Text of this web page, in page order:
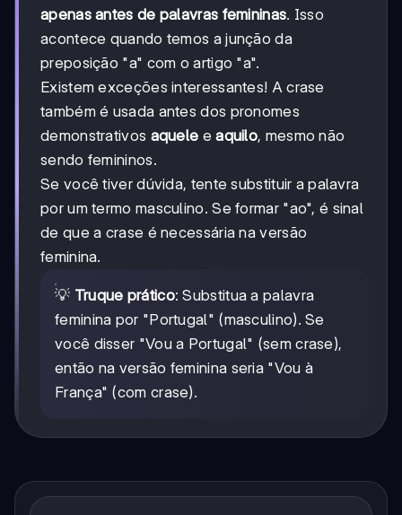
apenas antes de palavras femininas. Isso
acontece quando temos a junção da
preposição "a" com o artigo "a".
Existem exceções interessantes! A crase
também é usada antes dos pronomes
demonstrativos aquele eaquilo, mesmo não
sendo femininos.
Se você tiver dúvida, tente substituir a palavra
por um termo masculino. Se formar "ao", é sinal
de que a crase é necessária na versão
feminina.
💡 Truque prático: Substitua a palavra
feminina por "Portugal" (masculino). Se
você disser "Vou a Portugal" (sem crase),
então na versão feminina seria "Vou à
França" (com crase).